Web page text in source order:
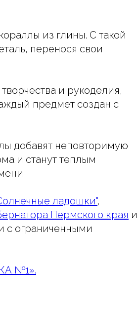
из глины. С такой
перенося свои
и рукоделия,
предмет создан с
добавят неповторимую
и станут теплым
ладошки",
Пермского края и
с ограниченными
№1».